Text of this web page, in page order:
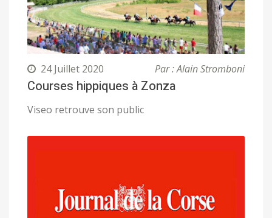
24 Juillet 2020 Par : Alain Stromboni
Courses hippiques à Zonza
Viseo retrouve son public